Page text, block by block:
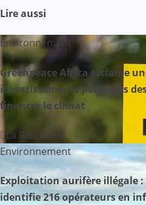
t
i
o
n
d
e
l
’
Lire aussi
Environnement
Greenpeace Africa réclame
investissements polluants
financer le climat
La Rédaction
Environnement
Exploitation aurifère illégale :
identifie 216 opérateurs en